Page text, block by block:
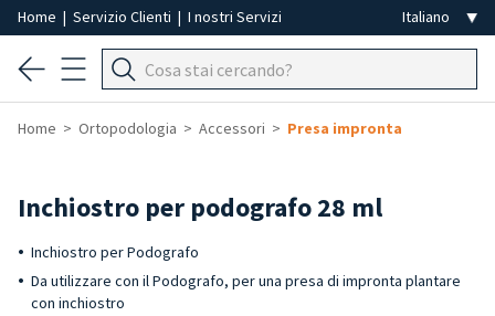
Home | Servizio Clienti | I nostri Servizi
Home Ortopodologia Accessori Presa impronta
Inchiostro per podografo 28 ml
Inchiostro per Podografo
Da utilizzare con il Podografo, per una presa di impronta plantare
con inchiostro